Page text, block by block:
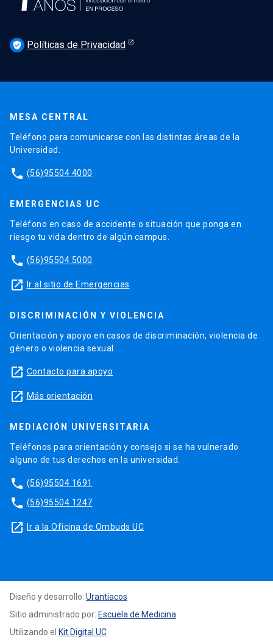
verified_user Políticas de Privacidad
MESA CENTRAL
Teléfono para comunicarse con las distintas áreas de la
Universidad.
phone (56)95504 4000
EMERGENCIAS UC
Teléfono en caso de accidente o situación que ponga en
riesgo tu vida dentro de algún campus.
phone (56)95504 5000
launch Ir al sitio de Emergencias
DISCRIMINACIÓN Y VIOLENCIA
Orientación y apoyo en casos de discriminación, violencia de
género o violencia sexual.
launch Contacto para apoyo
launch Más orientación
MEDIACIÓN UNIVERSITARIA
Teléfonos para orientación y consejo si se ha vulnerado
alguno de tus derechos en la universidad.
phone (56)95504 1691
phone (56)95504 1247
launch Ir a la Oficina de Ombuds UC
Diseño y desarrollo: Urantiacos
Sitio administrado por: Escuela de Medicina
Utilizando el Kit Digital UC